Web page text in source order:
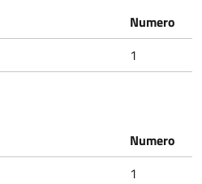
Numero
1
Numero
1